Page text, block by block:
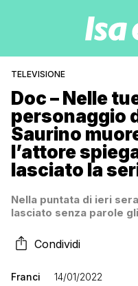
TELEVISIONE
Doc – Nelle
personaggio
Saurino
l’attore
lasciato la
Nella puntata di ieri
lasciato senza parole
Condividi
Franci 14/01/2022